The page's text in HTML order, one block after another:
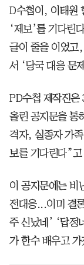
D수첩이, 이태원
‘제보’를 기다린
글이 줄을 이었고
서 ‘당국 대응 문
PD수첩 제작진은
올린 공지문을 통
격자, 실종자 가
보를 기다린다”
이 공지문에는 비
전대응...이미 결
주 신났네’ ‘답정
가 한수 배우고 가